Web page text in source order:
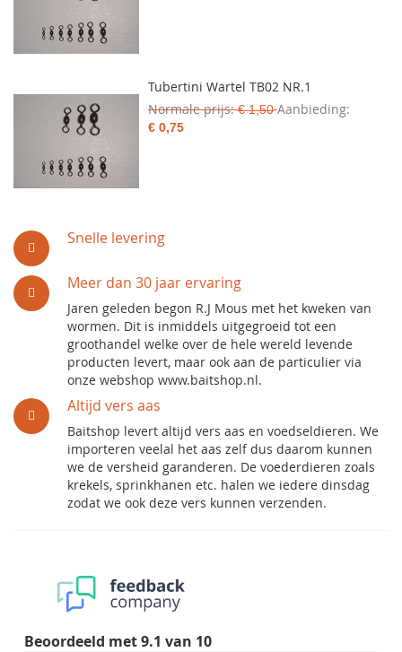
Snelle levering
Meer dan 30 jaar ervaring
Jaren geleden begon R.J Mous met het kweken van
wormen. Dit is inmiddels uitgegroeid tot een
groothandel welke over de hele wereld levende
producten levert, maar ook aan de particulier via
onze webshop www.baitshop.nl.
Altijd vers aas
Baitshop levert altijd vers aas en voedseldieren. We
importeren veelal het aas zelf dus daarom kunnen
we de versheid garanderen. De voederdieren zoals
krekels, sprinkhanen etc. halen we iedere dinsdag
zodat we ook deze vers kunnen verzenden.
Beoordeeld met9.1 van 10
Tubertini Wartel TB02 NR.1
Normale prijs € 1,50 Aanbieding
€ 0,75